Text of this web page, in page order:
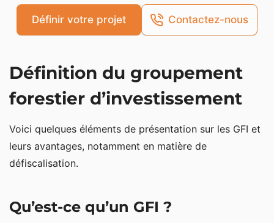
avantages fiscaux
Abattement sur les droits de succession/donation
(dispositif Monichon)
Groupement forestier d’investissement (GFI) :
avantages et inconvénients
Définir votre projet Contactez-nous
Définition du groupement
forestier d’investissement
Voici quelques éléments de présentation sur les GFI et
leurs avantages, notamment en matière de
défiscalisation.
Qu’est-ce qu’un GFI ?